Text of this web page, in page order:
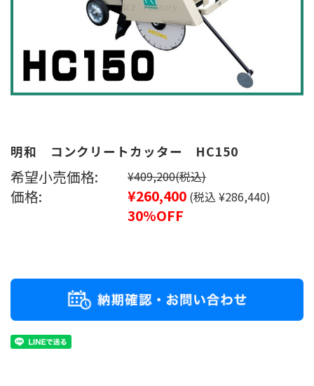
明和 コンクリートカッター HC150
希望小売価格: ¥409,200(税込)
価格: ¥260,400 (税込 ¥286,440)
30%OFF